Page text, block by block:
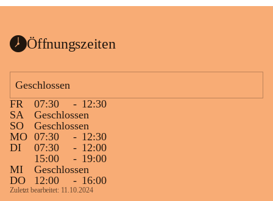
Öffnungszeiten
Geschlossen
FR
07:30 - 12:30
SA
Geschlossen
SO
Geschlossen
MO 07:30 - 12:30
DI
07:30 - 12:00
15:00
- 19:00
MI
Geschlossen
DO
12:00 - 16:00
Zuletzt bearbeitet: 11.10.2024